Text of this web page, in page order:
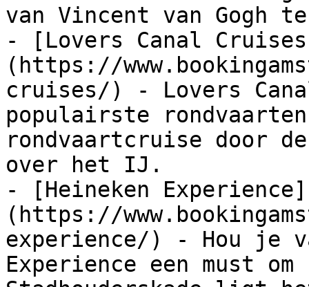
van Vincent van Gogh
- [Lovers Canal
(https://
cruises/) - Lovers
populairste
rondvaartcruise door de
over het IJ.
- [Heineken Experience]
(https://
experience/) - Hou je
Experience een must